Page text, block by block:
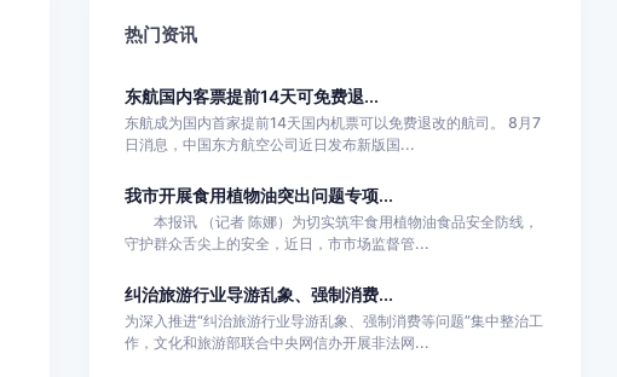
热门资讯
东航国内客票提前14天可免费退...
东航成为国内首家提前14天国内机票可以免费退改的航司。 8月7
日消息，中国东方航空公司近日发布新版国...
我市开展食用植物油突出问题专项...
本报讯 （记者 陈娜）为切实筑牢食用植物油食品安全防线，
守护群众舌尖上的安全，近日，市市场监督管...
纠治旅游行业导游乱象、强制消费...
为深入推进“纠治旅游行业导游乱象、强制消费等问题”集中整治工
作，文化和旅游部联合中央网信办开展非法网...